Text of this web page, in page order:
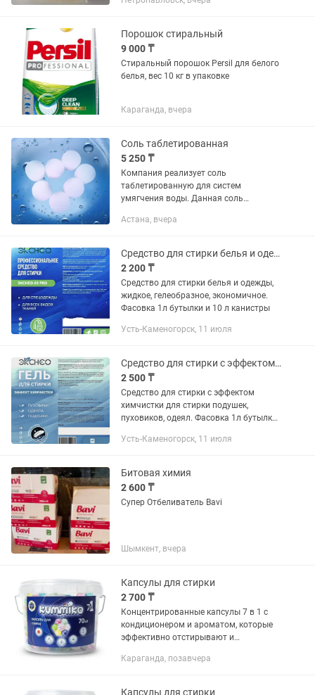
на кухне, а также для уборки в
Порошок стиральный
9 000 ₸
Стиральный порошок Persil для белого
белья, вес 10 кг в упаковке
Караганда, вчера
Соль таблетированная
5 250 ₸
Компания реализует соль
таблетированную для систем
умягчения воды. Данная соль
Фасовка по 25кг.
Астана, вчера
Средство для стирки белья и одежды
2 200 ₸
Средство для стирки белья и одежды,
жидкое, гелеобразное, экономичное.
Фасовка 1л бутылки и 10 л канистры
Усть-Каменогорск, 11 июля
Средство для стирки с эффектом химчистки
2 500 ₸
Средство для стирки с эффектом
химчистки для стирки подушек,
пуховиков, одеял. Фасовка 1л бутылки
Усть-Каменогорск, 11 июля
Битовая химия
2 600 ₸
Супер Отбеливатель Bavi
Шымкент, вчера
Капсулы для стирки
2 700 ₸
Концентрированные капсулы 7 в 1 с
кондиционером и ароматом, которые
эффективно отстирывают и
при стирке и быстро действуют даже
Караганда, позавчера
Капсулы для стирки